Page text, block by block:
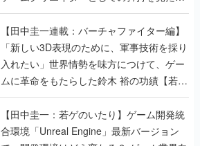
【若ゲのいたり最終回】
【田中圭一連載：バーチャファイター編】
「新しい3D表現のために、軍事技術を採り
入れたい」世界情勢を味方につけて、ゲー
ムに革命をもたらした鈴木 裕の功績【若ゲ
のいたり】
【田中圭一：若ゲのいたり】ゲーム開発統
合環境「Unreal Engine」最新バージョン